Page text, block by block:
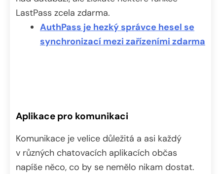
LastPass zcela zdarma.
AuthPass je hezký správce hesel se
synchronizací mezi zařízeními zdarma
Aplikace pro komunikaci
Komunikace je velice důležitá a asi každý
v různých chatovacích aplikacích občas
napíše něco, co by se nemělo nikam dostat.